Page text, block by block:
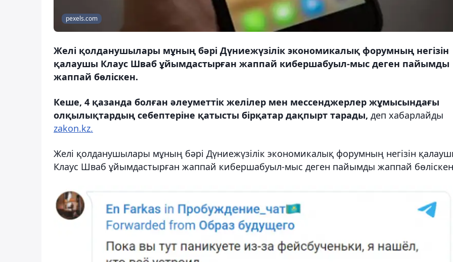
pexels.com
Желі қолданушылары мұның бәрі Дүниежүзілік экономикалық форумның негізін
қалаушы Клаус Шваб ұйымдастырған жаппай кибершабуыл-мыс деген пайымды
жаппай бөліскен.
Кеше, 4 қазанда болған әлеуметтік желілер мен мессенджерлер жұмысындағы
олқылықтардың себептеріне қатысты бірқатар дақпырт тарады, деп хабарлайды
zakon.kz.
Желі қолданушылары мұның бәрі Дүниежүзілік экономикалық форумның негізін
Клаус Шваб ұйымдастырған жаппай кибершабуыл-мыс деген пайымды жаппай